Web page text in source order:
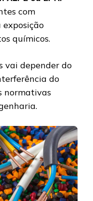
com
químicos.
vai depender do
do
normativas